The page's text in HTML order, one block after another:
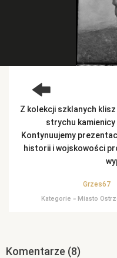
Z kolekcji szklanych
strychu
Kontynuujemy
historii i wojskowości
Grzes67
Kategorie » Miasto
Komentarze (8)